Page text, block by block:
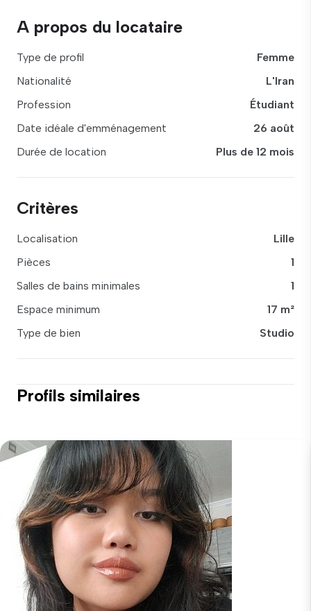
A propos du locataire
Type de profil
Femme
Nationalité
L'Iran
Profession
Étudiant
Date idéale d'emménagement
26 août
Durée de location
Plus de 12 mois
Critères
Localisation
Lille
Pièces
1
Salles de bains minimales
1
Espace minimum
17 m²
Type de bien
Studio
Profils similaires